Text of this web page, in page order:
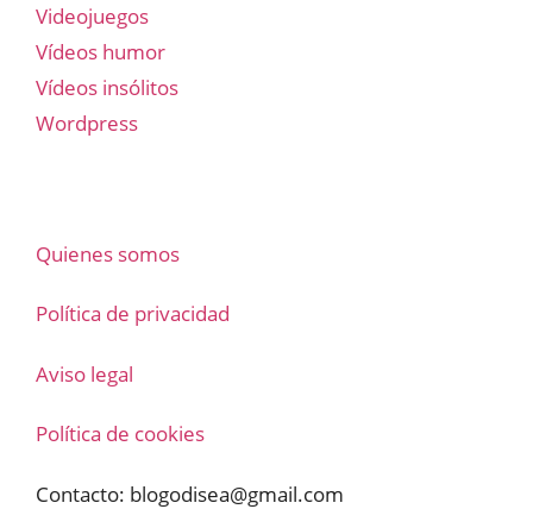
Videojuegos
Vídeos humor
Vídeos insólitos
Wordpress
Quienes somos
Política de privacidad
Aviso legal
Política de cookies
Contacto: blogodisea@gmail.com